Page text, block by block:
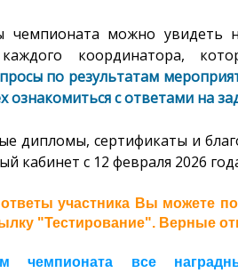
чемпионата можно
каждого координатора,
по результатам
ознакомиться с ответами на
дипломы, сертификаты и
кабинет с 12 февраля 2026
участника Вы можете
"Тестирование". Верные
чемпионата все